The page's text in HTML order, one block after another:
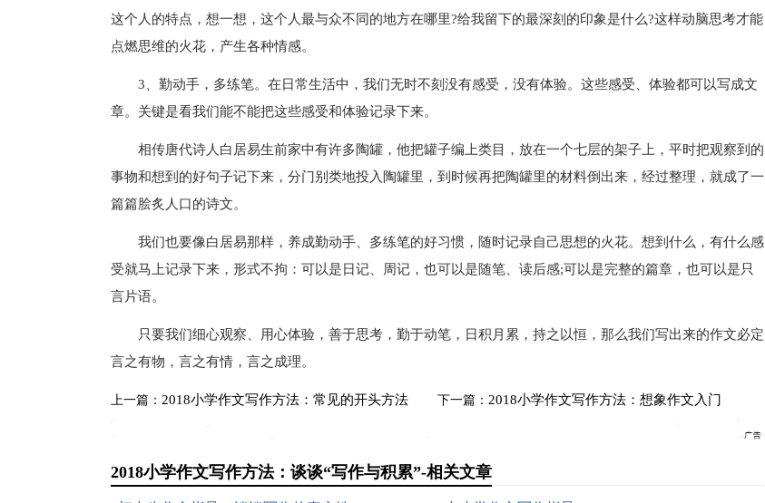
这个人的特点，想一想，这个人最与众不同的地方在哪里?给我留下的最深刻的印象是什么?这样动脑思考才能
点燃思维的火花，产生各种情感。
3、勤动手，多练笔。在日常生活中，我们无时不刻没有感受，没有体验。这些感受、体验都可以写成文
章。关键是看我们能不能把这些感受和体验记录下来。
相传唐代诗人白居易生前家中有许多陶罐，他把罐子编上类目，放在一个七层的架子上，平时把观察到的
事物和想到的好句子记下来，分门别类地投入陶罐里，到时候再把陶罐里的材料倒出来，经过整理，就成了一
篇篇脍炙人口的诗文。
我们也要像白居易那样，养成勤动手、多练笔的好习惯，随时记录自己思想的火花。想到什么，有什么感
受就马上记录下来，形式不拘：可以是日记、周记，也可以是随笔、读后感;可以是完整的篇章，也可以是只
言片语。
只要我们细心观察、用心体验，善于思考，勤于动笔，日积月累，持之以恒，那么我们写出来的作文必定
言之有物，言之有情，言之成理。
上一篇： 2018小学作文写作方法：常见的开头方法 下一篇： 2018小学作文写作方法：想象作文入门
2018小学作文写作方法：谈谈“写作与积累”-相关文章